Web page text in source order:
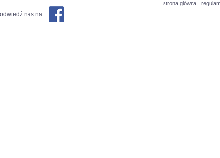
strona główna
odwiedź nas na: